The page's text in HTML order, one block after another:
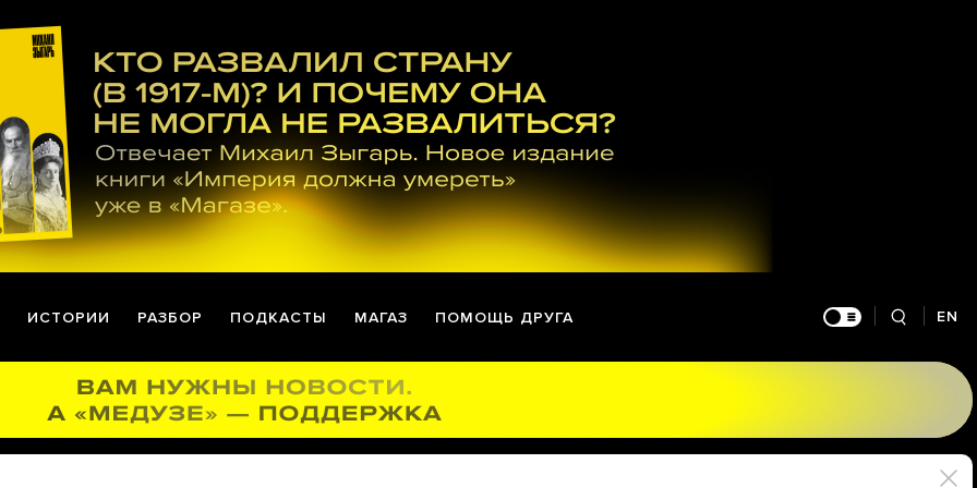
ИСТОРИИ РАЗБОР ПОДКАСТЫ МАГАЗ ПОМОЩЬ ДРУГА EN